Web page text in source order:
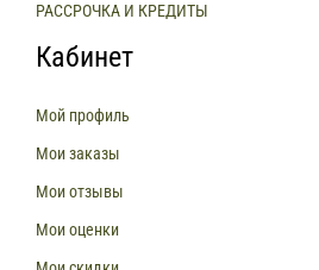
РАССРОЧКА И КРЕДИТЫ
Кабинет
Мой профиль
Мои заказы
Мои отзывы
Мои оценки